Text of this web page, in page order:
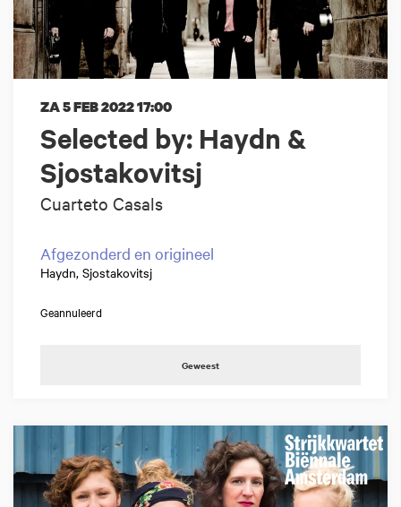
Selected by: Haydn &
Sjostakovitsj
Cuarteto Casals
ZA 5 FEB 202217:00
Afgezonderd en origineel
Haydn, Sjostakovitsj
Geannuleerd
Geweest